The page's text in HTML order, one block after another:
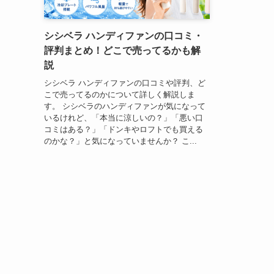
シシベラ ハンディファンの口コミ・
評判まとめ！どこで売ってるかも解
説
シシベラ ハンディファンの口コミや評判、ど
こで売ってるのかについて詳しく解説しま
す。 シシベラのハンディファンが気になって
いるけれど、「本当に涼しいの？」「悪い口
コミはある？」「ドンキやロフトでも買える
のかな？」と気になっていませんか？ こ...